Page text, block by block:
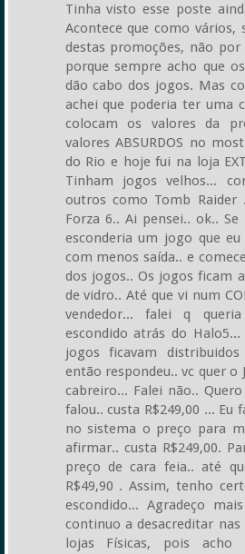
Tinha visto esse poste
Acontece que como vários,
destas promoções, não
porque sempre acho que
dão cabo dos jogos. Mas
achei que poderia ter uma
colocam os valores da
valores ABSURDOS no
do Rio e hoje fui na loja
Tinham jogos velhos...
outros como Tomb
Forza 6.. Ai pensei.. ok..
esconderia um jogo que
com menos saída.. e
dos jogos.. Os jogos ficam
de vidro.. Até que vi num
vendedor... falei q
escondido atrás do
jogos ficavam
então respondeu.. vc quer o
cabreiro... Falei não..
falou.. custa R$249,00 ... Eu
no sistema o preço para
afirmar.. custa R$249,00.
preço de cara feia.. até
R$49,90 . Assim, tenho
escondido... Agradeço
continuo a desacreditar nas
lojas Físicas, pois acho